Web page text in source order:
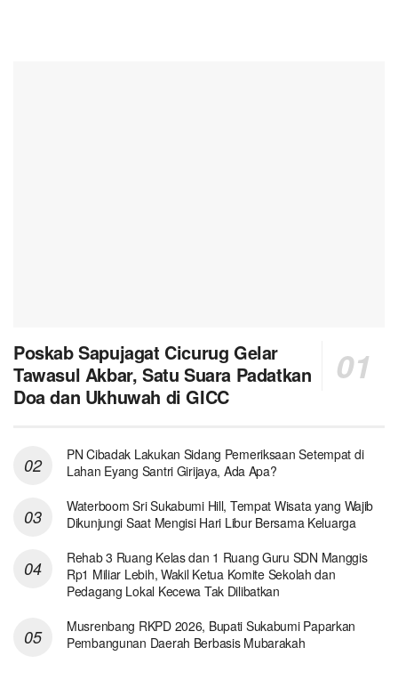
Poskab Sapujagat Cicurug Gelar
Tawasul Akbar, Satu Suara Padatkan
Doa dan Ukhuwah di GICC
PN Cibadak Lakukan Sidang Pemeriksaan Setempat di
Lahan Eyang Santri Girijaya, Ada Apa?
Waterboom Sri Sukabumi Hill, Tempat Wisata yang Wajib
Dikunjungi Saat Mengisi Hari Libur Bersama Keluarga
Rehab 3 Ruang Kelas dan 1 Ruang Guru SDN Manggis
Rp1 Miliar Lebih, Wakil Ketua Komite Sekolah dan
Pedagang Lokal Kecewa Tak Dilibatkan
Musrenbang RKPD 2026, Bupati Sukabumi Paparkan
Pembangunan Daerah Berbasis Mubarakah